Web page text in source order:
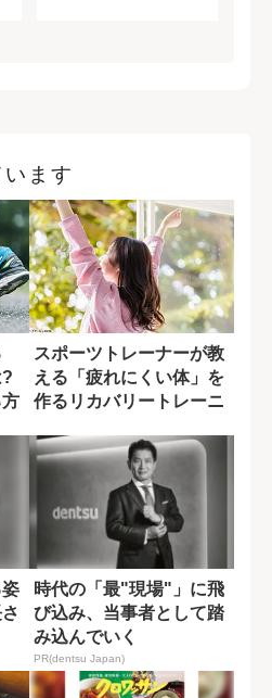
ます
スポーツトレーナーが教
える「疲れにくい体」を
作るリカバリートレーニ
時代の「最"現場"」に飛
び込み、当事者として踏
み込んでいく
PR(dentsu Japan)